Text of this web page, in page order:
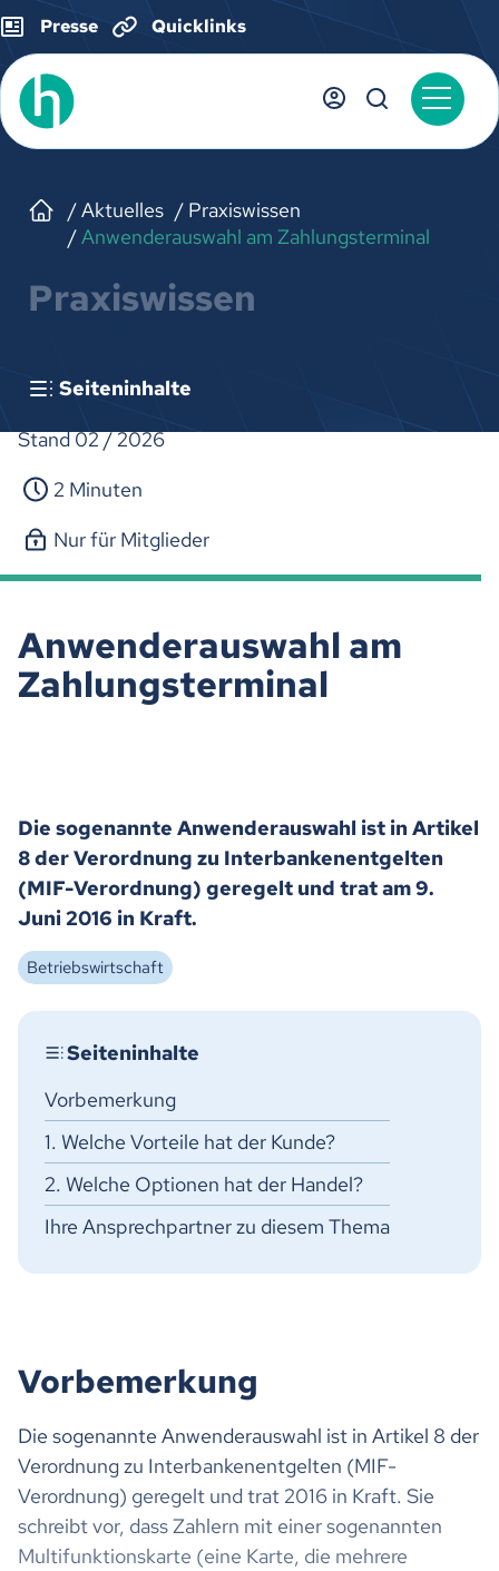
Presse Quicklinks
Aktuelles
Praxiswissen
Anwenderauswahl am Zahlungsterminal
Praxiswissen
Seiteninhalte
Stand 02 / 2026
2 Minuten
Nur für Mitglieder
Anwenderauswahl am
Zahlungsterminal
Die sogenannte Anwenderauswahl ist in Artikel
8 der Verordnung zu Interbankenentgelten
(MIF-Verordnung) geregelt und trat am 9.
Juni 2016 in Kraft.
Betriebswirtschaft
Vorbemerkung
1. Welche Vorteile hat der Kunde?
2. Welche Optionen hat der Handel?
Ihre Ansprechpartner zu diesem Thema
Vorbemerkung
Die sogenannte Anwenderauswahl ist in Artikel 8 der
Verordnung zu Interbankenentgelten (MIF-
Verordnung) geregelt und trat 2016 in Kraft. Sie
schreibt vor, dass Zahlern mit einer sogenannten
Multifunktionskarte (eine Karte, die mehrere